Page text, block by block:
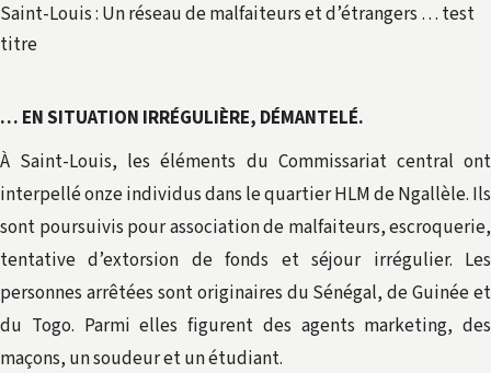
Saint-Louis : Un réseau de malfaiteurs et d’étrangers … test
titre
… EN SITUATION IRRÉGULIÈRE, DÉMANTELÉ.
À Saint-Louis, les éléments du Commissariat central ont
interpellé onze individus dans le quartier HLM de Ngallèle. Ils
sont poursuivis pour association de malfaiteurs, escroquerie,
tentative d’extorsion de fonds et séjour irrégulier. Les
personnes arrêtées sont originaires du Sénégal, de Guinée et
du Togo. Parmi elles figurent des agents marketing, des
maçons, un soudeur et un étudiant.